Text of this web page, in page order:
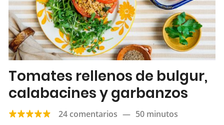
Tomates rellenos de bulgur,
calabacines y garbanzos
24 comentarios — 50 minutos